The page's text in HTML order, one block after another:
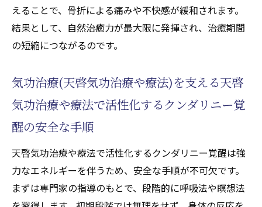
気功治療(天啓気功治療や療法)で得られる回
復体験とその変化
エネルギーワークの重要性と安全な実践法
るメリットを解説
えることで、骨折による痛みや不快感が緩和されます。
結果として、自然治癒力が最大限に発揮され、治癒期間
の短縮につながるのです。
気功治療(天啓気功治療や療法)を支える天啓
気功治療や療法で活性化するクンダリニー覚
醒の安全な手順
天啓気功治療や療法で活性化するクンダリニー覚醒は強
力なエネルギーを伴うため、安全な手順が不可欠です。
まずは専門家の指導のもとで、段階的に呼吸法や瞑想法